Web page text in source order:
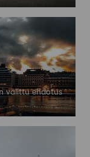
valittu ehdotus